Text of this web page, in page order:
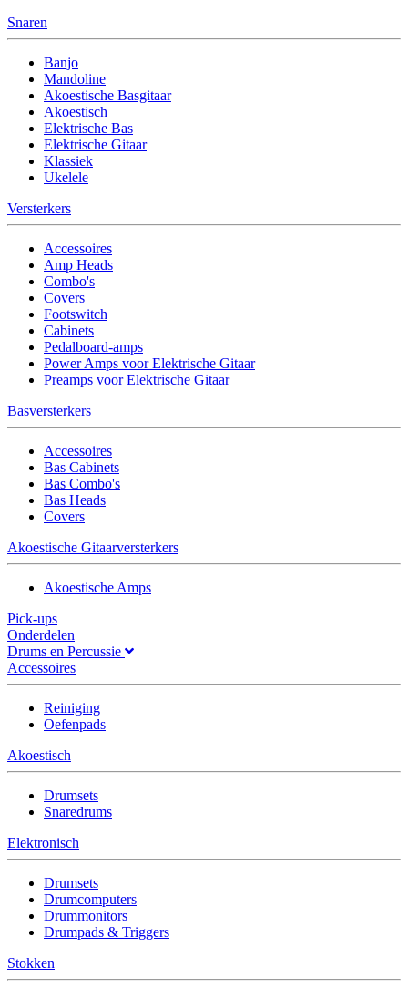
Snaren
Banjo
Mandoline
Akoestische Basgitaar
Akoestisch
Elektrische Bas
Elektrische Gitaar
Klassiek
Ukelele
Versterkers
Accessoires
Amp Heads
Combo's
Covers
Footswitch
Cabinets
Pedalboard-amps
Power Amps voor Elektrische Gitaar
Preamps voor Elektrische Gitaar
Basversterkers
Accessoires
Bas Cabinets
Bas Combo's
Bas Heads
Covers
Akoestische Gitaarversterkers
Akoestische Amps
Pick-ups
Onderdelen
Drums en Percussie
Accessoires
Reiniging
Oefenpads
Akoestisch
Drumsets
Snaredrums
Elektronisch
Drumsets
Drumcomputers
Drummonitors
Drumpads & Triggers
Stokken